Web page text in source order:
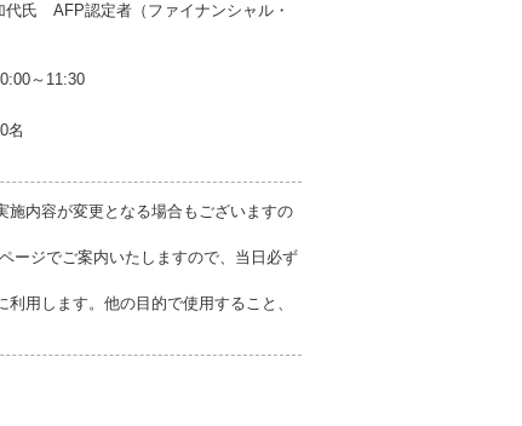
氏 AFP認定者（ファイナンシャル・
～11:30
名
施内容が変更となる場合もございますの
ージでご案内いたしますので、当日必ず
用します。他の目的で使用すること、